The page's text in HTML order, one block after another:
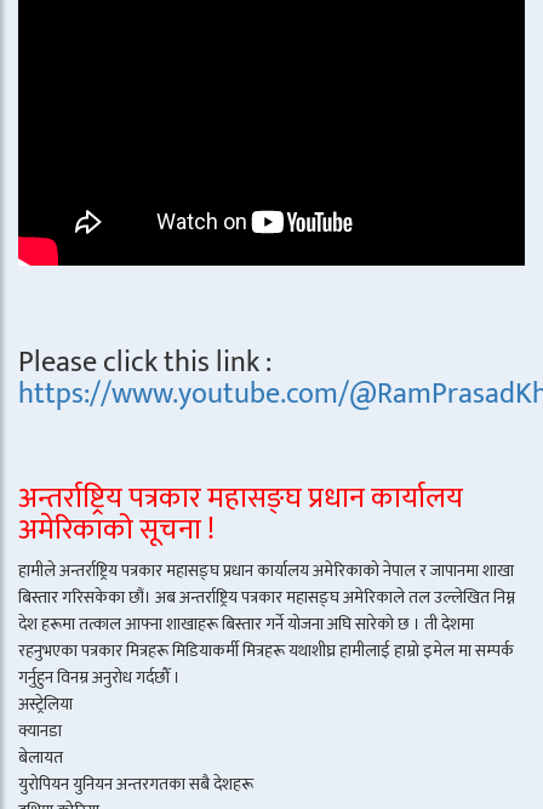
Please click this link :
https://www.youtube.com/
अन्तर्राष्ट्रिय पत्रकार महासङ्घ प्रधान कार्यालय
अमेरिकाको सूचना !
हामीले अन्तर्राष्ट्रिय पत्रकार महासङ्घ प्रधान कार्यालय अमेरिकाको नेपाल र जापानमा शाखा
बिस्तार गरिसकेका छौं। अब अन्तर्राष्ट्रिय पत्रकार महासङ्घ अमेरिकाले तल उल्लेखित निम्न
देश हरूमा तत्काल आफ्ना शाखाहरू बिस्तार गर्ने योजना अघि सारेको छ । ती देशमा
रहनुभएका पत्रकार मित्रहरू मिडियाकर्मी मित्रहरू यथाशीघ्र हामीलाई हाम्रो इमेल मा सम्पर्क
गर्नुहुन विनम्र अनुरोध गर्दछौँ ।
अस्ट्रेलिया
क्यानडा
बेलायत
युरोपियन युनियन अन्तरगतका सबै देशहरू